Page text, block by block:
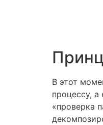
В этот
процессу,
«проверка